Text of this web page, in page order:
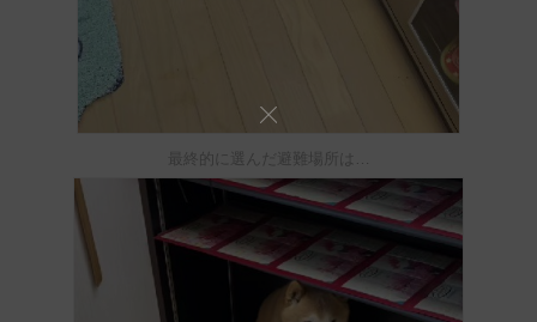
最終的に選んだ避難場所は…